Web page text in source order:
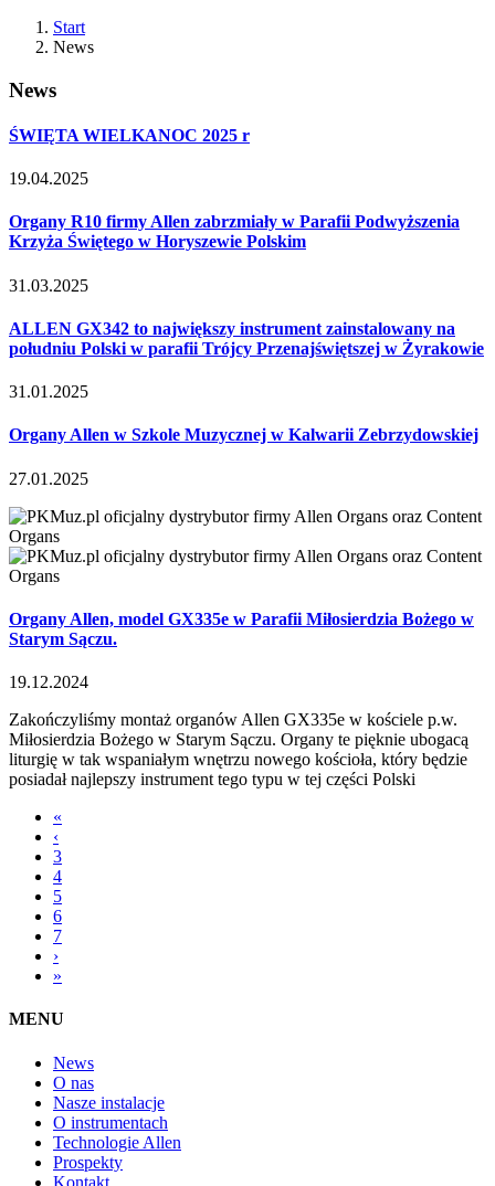
Start
News
News
ŚWIĘTA WIELKANOC 2025 r
19.04.2025
Organy R10 firmy Allen zabrzmiały w Parafii Podwyższenia
Krzyża Świętego w Horyszewie Polskim
31.03.2025
ALLEN GX342 to największy instrument zainstalowany na
południu Polski w parafii Trójcy Przenajświętszej w Żyrakowie
31.01.2025
Organy Allen w Szkole Muzycznej w Kalwarii Zebrzydowskiej
27.01.2025
Organy Allen, model GX335e w Parafii Miłosierdzia Bożego w
Starym Sączu.
19.12.2024
Zakończyliśmy montaż organów Allen GX335e w kościele p.w.
Miłosierdzia Bożego w Starym Sączu. Organy te pięknie ubogacą
liturgię w tak wspaniałym wnętrzu nowego kościoła, który będzie
posiadał najlepszy instrument tego typu w tej części Polski
«
‹
3
4
5
6
7
›
»
MENU
News
O nas
Nasze instalacje
O instrumentach
Technologie Allen
Prospekty
Kontakt